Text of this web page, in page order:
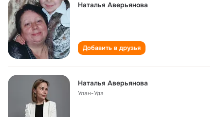
Наталья Аверьянова
Добавить в друзья
Наталья Аверьянова
Улан-Удэ